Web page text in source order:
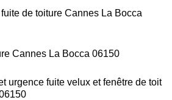
de toiture Cannes La Bocca
Cannes La Bocca 06150
urgence fuite velux et fenêtre de toit